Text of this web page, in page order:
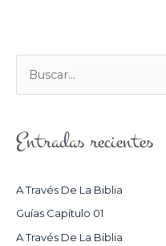
U
C
Entradas recientes
A Través De La Biblia
Guías Capítulo 01
A Través De La Biblia